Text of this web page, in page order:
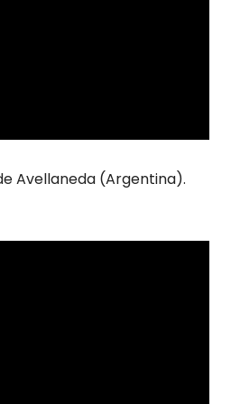
Avellaneda (Argentina).